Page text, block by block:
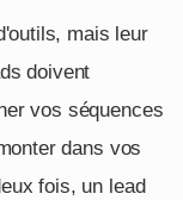
mais leur
doivent
vos séquences
dans vos
fois, un lead